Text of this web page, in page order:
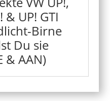
& UP! GTI
Birne
Du sie
& AAN)